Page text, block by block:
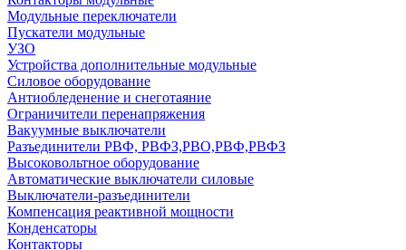
Модульные переключатели
Пускатели модульные
УЗО
Устройства дополнительные модульные
Силовое оборудование
Антиобледенение и снеготаяние
Ограничители перенапряжения
Вакуумные выключатели
Разъединители РВФ, РВФЗ,РВО,РВФ,РВФЗ
Высоковольтное оборудование
Автоматические выключатели cиловые
Выключатели-разъединители
Компенсация реактивной мощности
Конденсаторы
Контакторы